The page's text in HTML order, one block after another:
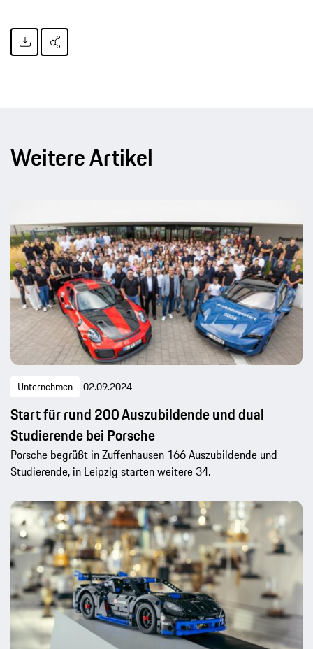
Weitere Artikel
Unternehmen 02.09.2024
Start für rund 200 Auszubildende und dual
Studierende bei Porsche
Porsche begrüßt in Zuffenhausen 166 Auszubildende und
Studierende, in Leipzig starten weitere 34.